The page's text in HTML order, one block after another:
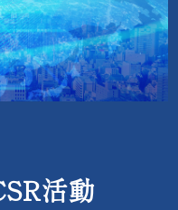
活動